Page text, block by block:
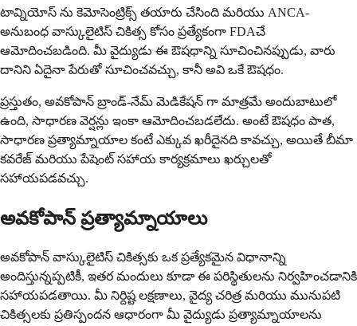
టావ్నియోస్ ను కెమోసెంట్రిక్స్ తయారు చేసింది మరియు ANCA-
అనుబంధ వాస్కులైటిస్ చికిత్స కోసం ప్రత్యేకంగా FDAచే
ఆమోదించబడింది. మీ వైద్యుడు ఈ ఔషధాన్ని సూచించినప్పుడు, వారు
దానిని ఏదైనా పేరుతో సూచించవచ్చు, కానీ అవి ఒకే ఔషధం.
ప్రస్తుతం, అవకోపాన్ బ్రాండ్-నేమ్ మెడికేషన్ గా మాత్రమే అందుబాటులో
ఉంది, సాధారణ వెర్షన్లు ఇంకా ఆమోదించబడలేదు. అంటే ఔషధం పాత,
సాధారణ ప్రత్యామ్నాయాల కంటే ఎక్కువ ఖరీదైనది కావచ్చు, అయితే బీమా
కవరేజ్ మరియు పేషెంట్ సహాయ కార్యక్రమాలు ఖర్చులతో
సహాయపడవచ్చు.
అవకోపాన్ ప్రత్యామ్నాయాలు
అవకోపాన్ వాస్కులైటిస్ చికిత్సకు ఒక ప్రత్యేకమైన విధానాన్ని
అందిస్తున్నప్పటికీ, ఇతర మందులు కూడా ఈ పరిస్థితులను నిర్వహించడానికి
సహాయపడతాయి. మీ నిర్దిష్ట లక్షణాలు, వైద్య చరిత్ర మరియు మునుపటి
చికిత్సలకు ప్రతిస్పందన ఆధారంగా మీ వైద్యుడు ప్రత్యామ్నాయాలను